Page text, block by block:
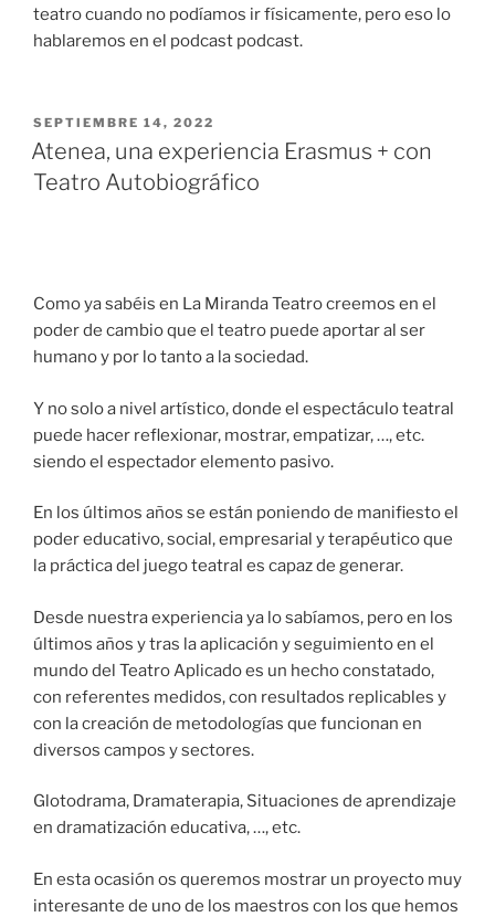
teatro cuando no podíamos ir físicamente, pero eso lo
hablaremos en el podcast podcast.
SEPTIEMBRE 14, 2022
Atenea, una experiencia Erasmus + con
Teatro Autobiográfico
Como ya sabéis en La Miranda Teatro creemos en el
poder de cambio que el teatro puede aportar al ser
humano y por lo tanto a la sociedad.
Y no solo a nivel artístico, donde el espectáculo teatral
puede hacer reflexionar, mostrar, empatizar, …, etc.
siendo el espectador elemento pasivo.
En los últimos años se están poniendo de manifiesto el
poder educativo, social, empresarial y terapéutico que
la práctica del juego teatral es capaz de generar.
Desde nuestra experiencia ya lo sabíamos, pero en los
últimos años y tras la aplicación y seguimiento en el
mundo del Teatro Aplicado es un hecho constatado,
con referentes medidos, con resultados replicables y
con la creación de metodologías que funcionan en
diversos campos y sectores.
Glotodrama, Dramaterapia, Situaciones de aprendizaje
en dramatización educativa, …, etc.
En esta ocasión os queremos mostrar un proyecto muy
interesante de uno de los maestros con los que hemos